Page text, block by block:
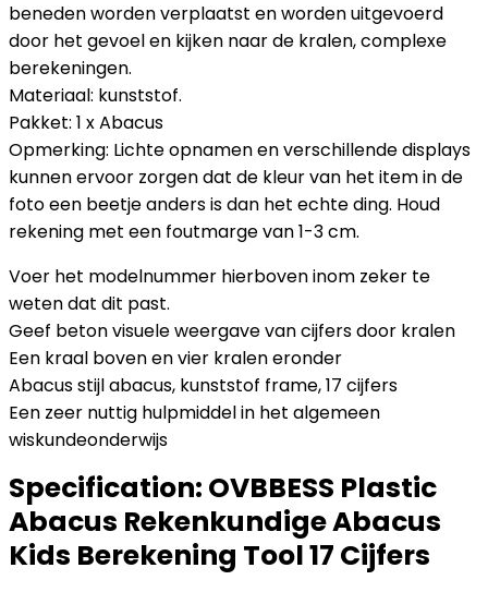
beneden worden verplaatst en worden uitgevoerd
door het gevoel en kijken naar de kralen, complexe
berekeningen.
Materiaal: kunststof.
Pakket: 1 x Abacus
Opmerking: Lichte opnamen en verschillende displays
kunnen ervoor zorgen dat de kleur van het item in de
foto een beetje anders is dan het echte ding. Houd
rekening met een foutmarge van 1-3 cm.
Voer het modelnummer hierboven inom zeker te
weten dat dit past.
Geef beton visuele weergave van cijfers door kralen
Een kraal boven en vier kralen eronder
Abacus stijl abacus, kunststof frame, 17 cijfers
Een zeer nuttig hulpmiddel in het algemeen
wiskundeonderwijs
Specification: OVBBESS Plastic
Abacus Rekenkundige Abacus
Kids Berekening Tool 17 Cijfers